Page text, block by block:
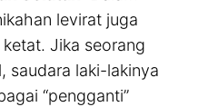
levirat juga
Jika seorang
saudara laki-lakinya
“pengganti”